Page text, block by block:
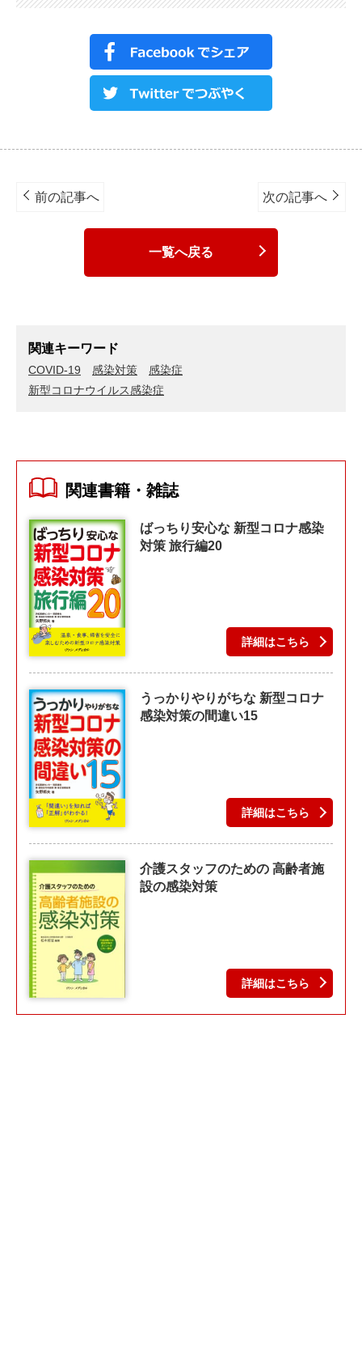
navigation
前の記事へ 次の記事へ
一覧へ戻る
関連キーワード
COVID-19 感染対策
感染症
新型コロナウイルス感染症
関連書籍・雑誌
ばっちり安心な 新型コロナ感染
対策 旅行編20
詳細はこちら
うっかりやりがちな 新型コロナ
感染対策の間違い15
詳細はこちら
介護スタッフのための 高齢者施
設の感染対策
詳細はこちら